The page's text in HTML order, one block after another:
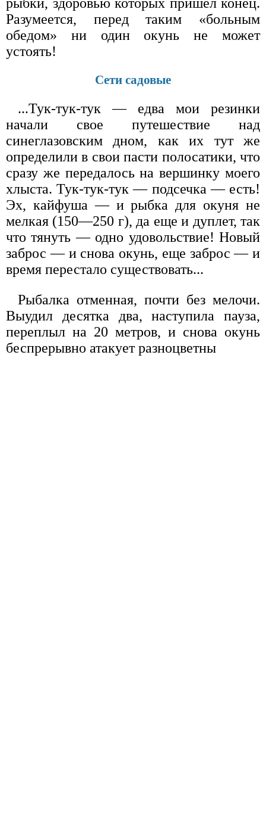
Разумеется, перед таким «больным
обедом» ни один окунь не может
устоять!
Сети садовые
...Тук-тук-тук — едва мои резинки
начали свое путешествие над
синеглазовским дном, как их тут же
определили в свои пасти полосатики, что
сразу же передалось на вершинку моего
хлыста. Тук-тук-тук — подсечка — есть!
Эх, кайфуша — и рыбка для окуня не
мелкая (150—250 г), да еще и дуплет, так
что тянуть — одно удовольствие! Новый
заброс — и снова окунь, еще заброс — и
время перестало существовать...
Рыбалка отменная, почти без мелочи.
Выудил десятка два, наступила пауза,
переплыл на 20 метров, и снова окунь
беспрерывно атакует разноцветны